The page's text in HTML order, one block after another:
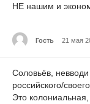
НЕ нашим и
Гость 21 мая
Соловьёв,
российского/
Это